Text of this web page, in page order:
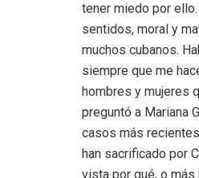
tener miedo por
sentidos, moral y
muchos cubanos.
siempre que me
hombres y mujeres
preguntó a Mariana
casos más
han sacrificado por
vista por qué, o